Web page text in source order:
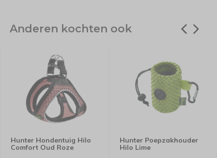
Anderen kochten ook
Hunter Hondentuig Hilo
Comfort Oud Roze
Hunter Poepzakhouder
Hilo Lime